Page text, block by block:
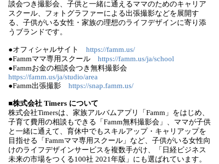
談会つき撮影会、子供と一緒に通えるママのためのキャリア
スクール、フォトグラファーによる出張撮影などを展開す
る、子供がいる女性・家族の理想のライフデザインに寄り添
うブランドです。
●オフィシャルサイト https://famm.us/
●Fammママ専用スクール https://famm.us/ja/school
●Fammお金の相談会つき無料撮影会
https://famm.us/ja/studio/area
●Famm出張撮影 https://snap.famm.us/
■株式会社 Timers について
株式会社Timersは、家族アルバムアプリ「Famm」をはじめ、
子育て費用の相談もできる「Famm無料撮影会」、ママが子供
と一緒に通えて、育休中でもスキルアップ・キャリアップを
目指せる「Fammママ専用スクール」など、子供がいる女性向
けのライフデザインサービスを複数手がけ、「日経ビジネス
未来の市場をつくる100社 2021年版」にも選ばれています。